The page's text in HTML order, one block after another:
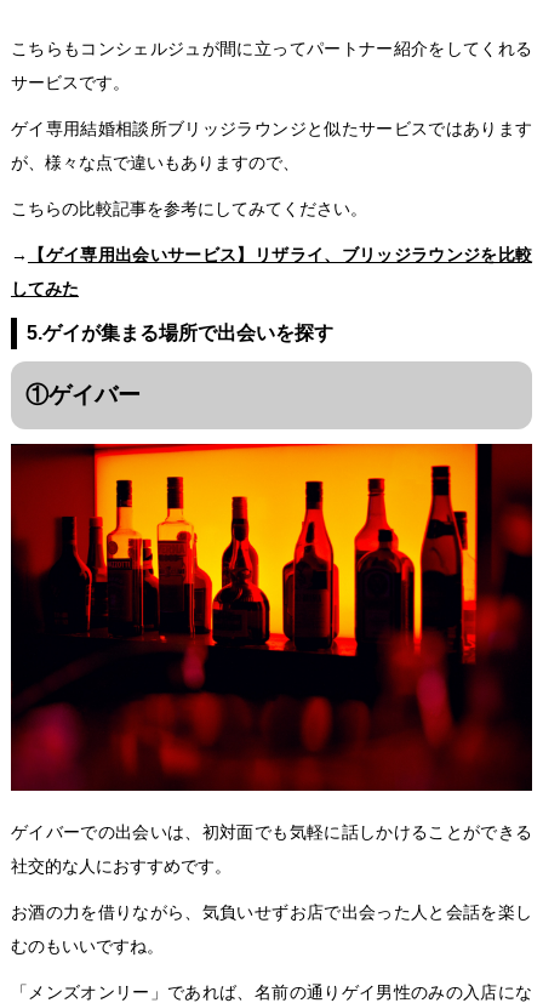
こちらもコンシェルジュが間に立ってパートナー紹介をしてくれる
サービスです。
ゲイ専用結婚相談所ブリッジラウンジと似たサービスではあります
が、様々な点で違いもありますので、
こちらの比較記事を参考にしてみてください。
→
【ゲイ専用出会いサービス】リザライ、ブリッジラウンジを比較
してみた
5.ゲイが集まる場所で出会いを探す
①ゲイバー
ゲイバーでの出会いは、初対面でも気軽に話しかけることができる
社交的な人におすすめです。
お酒の力を借りながら、気負いせずお店で出会った人と会話を楽し
むのもいいですね。
「メンズオンリー」であれば、名前の通りゲイ男性のみの入店にな